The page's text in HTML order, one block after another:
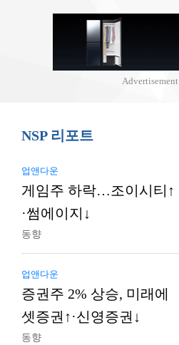
Advertisement
NSP 리포트
업앤다운
게임주 하락…조이시티↑
·썸에이지↓
동향
업앤다운
증권주 2% 상승, 미래에
셋증권↑·신영증권↓
동향